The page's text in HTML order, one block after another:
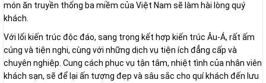
món ăn truyền thống ba miềm của Việt Nam sẽ làm hài lòng quý
khách.
Với lối kiến trúc độc đáo, sang trọng kết hợp kiến trúc Âu-Á, rất ấm
cúng và tiện nghi, cùng với những dịch vụ tiện ích đẳng cấp và
chuyên nghiệp. Cung cách phục vụ tận tâm, nhiệt tình của nhân viên
khách sạn, sẽ để lại ấn tượng đẹp và sâu sắc cho quí khách đến lưu